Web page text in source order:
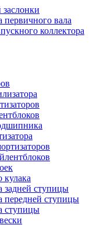
заслонки
вала
коллектора
кулака
задней ступицы
передней ступицы
ступицы